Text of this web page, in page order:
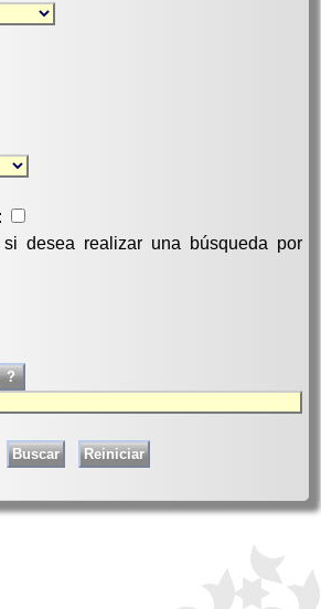
desea realizar una búsqueda por